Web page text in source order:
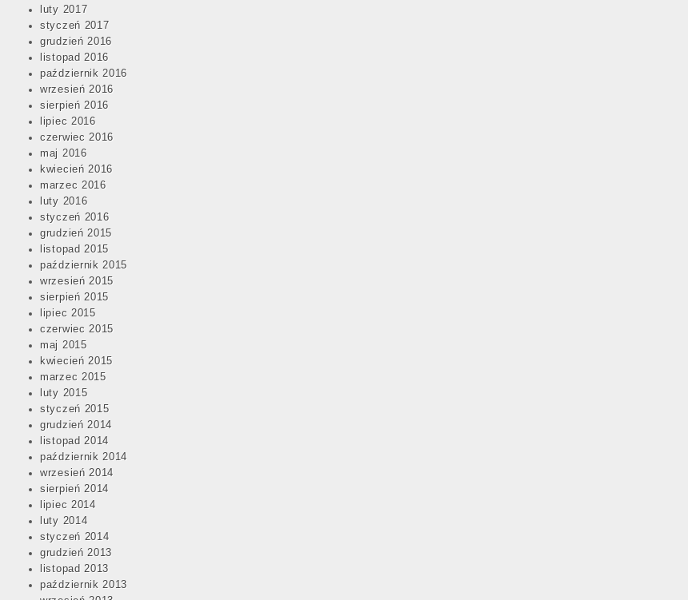
luty 2017
styczeń 2017
grudzień 2016
listopad 2016
październik 2016
wrzesień 2016
sierpień 2016
lipiec 2016
czerwiec 2016
maj 2016
kwiecień 2016
marzec 2016
luty 2016
styczeń 2016
grudzień 2015
listopad 2015
październik 2015
wrzesień 2015
sierpień 2015
lipiec 2015
czerwiec 2015
maj 2015
kwiecień 2015
marzec 2015
luty 2015
styczeń 2015
grudzień 2014
listopad 2014
październik 2014
wrzesień 2014
sierpień 2014
lipiec 2014
luty 2014
styczeń 2014
grudzień 2013
listopad 2013
październik 2013